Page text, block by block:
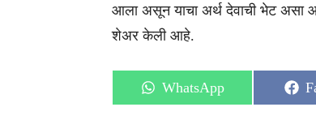
आला असून याचा अर्थ देवाची भेट असा
शेअर केली आहे.
Share
on
WhatsApp